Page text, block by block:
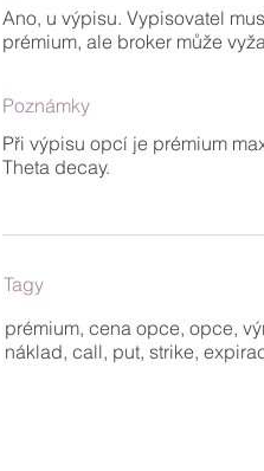
Ano, u výpisu. Vypisovatel
prémium, ale broker může
Poznámky
Při výpisu opcí je prémium
Theta decay.
Tagy
prémium, cena opce, opce,
náklad, call, put, strike,